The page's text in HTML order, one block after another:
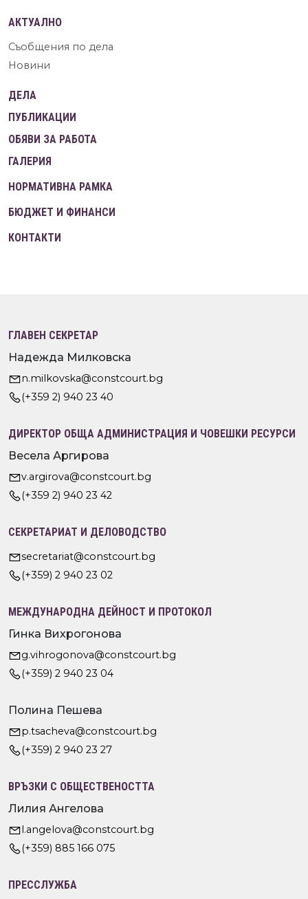
АКТУАЛНО
Съобщения по дела
Новини
ДЕЛА
ПУБЛИКАЦИИ
ОБЯВИ ЗА РАБОТА
ГАЛЕРИЯ
НОРМАТИВНА РАМКА
БЮДЖЕТ И ФИНАНСИ
КОНТАКТИ
ГЛАВЕН СЕКРЕТАР
Надежда Милковска
n.milkovska@constcourt.bg
(+359 2) 940 23 40
ДИРЕКТОР ОБЩА АДМИНИСТРАЦИЯ И ЧОВЕШКИ РЕСУРСИ
Весела Аргирова
v.argirova@constcourt.bg
(+359 2) 940 23 42
СЕКРЕТАРИАТ И ДЕЛОВОДСТВО
secretariat@constcourt.bg
(+359) 2 940 23 02
МЕЖДУНАРОДНА ДЕЙНОСТ И ПРОТОКОЛ
Гинка Вихрогонова
g.vihrogonova@constcourt.bg
(+359) 2 940 23 04
Полина Пешева
p.tsacheva@constcourt.bg
(+359) 2 940 23 27
ВРЪЗКИ С ОБЩЕСТВЕНОСТТА
Лилия Ангелова
l.angelova@constcourt.bg
(+359) 885 166 075
ПРЕССЛУЖБА